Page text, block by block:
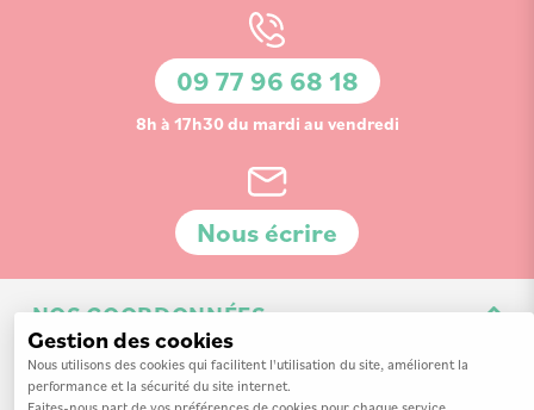
09 77 96 68 18
8h à 17h30 du mardi au vendredi
Nous écrire
NOS COORDONNÉES
3 Av. de la 3ème Division d'Infanterie Britannique
14200 Hérouville-Saint-Clair
Gestion des cookies
Nous utilisons des cookies qui facilitent l'utilisation du site, améliorent la
performance et la sécurité du site internet.
Faites-nous part de vos préférences de cookies pour chaque service.